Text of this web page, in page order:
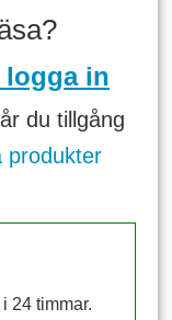
logga in
du tillgång
produkter
24 timmar.